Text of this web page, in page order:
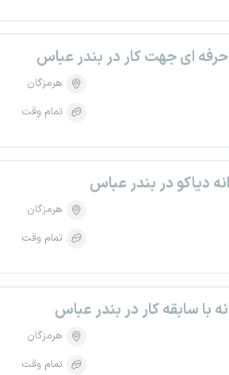
حرفه ای جهت کار در بندر عباس
هرمزگان
تمام وقت
دیاکو در بندر عباس
هرمزگان
تمام وقت
با سابقه کار در بندر عباس
هرمزگان
تمام وقت